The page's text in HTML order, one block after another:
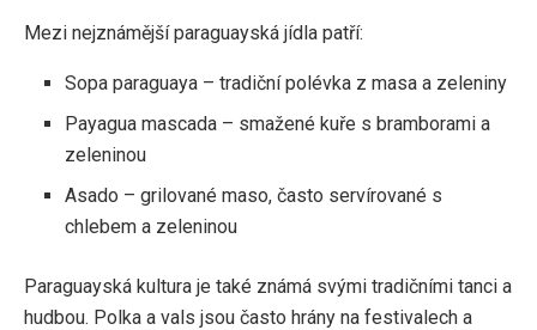
Mezi nejznámější paraguayská jídla patří:
Sopa paraguaya – tradiční polévka z masa a zeleniny
Payagua mascada – smažené kuře s bramborami a
zeleninou
Asado – grilované maso, často servírované s
chlebem a zeleninou
Paraguayská kultura je také známá svými tradičními tanci a
hudbou. Polka a vals jsou často hrány na festivalech a